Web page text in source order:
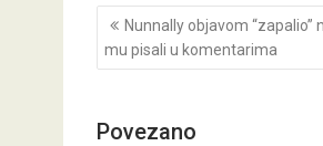
Post
navigation
Nunnally objavom “zapalio”
mu pisali u komentarima
Povezano